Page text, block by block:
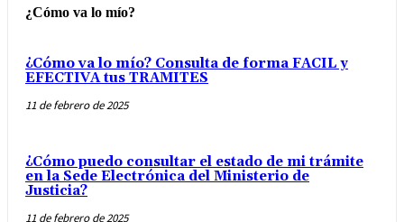
¿Cómo va lo mío?
¿Cómo va lo mío? Consulta de forma FACIL y
EFECTIVA tus TRAMITES
11 de febrero de 2025
¿Cómo puedo consultar el estado de mi trámite
en la Sede Electrónica del Ministerio de
Justicia?
11 de febrero de 2025